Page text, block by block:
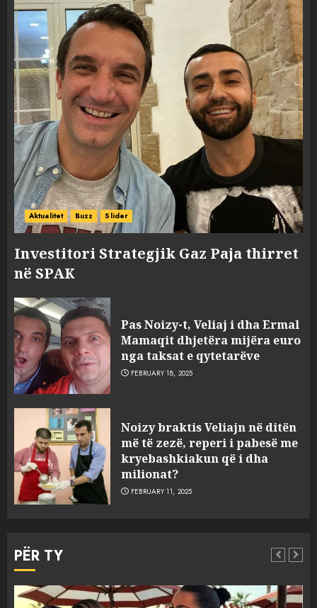
Aktualitet Buzz Slider
Investitori Strategjik Gaz Paja thirret
në SPAK
Pas Noizy-t, Veliaj i dha Ermal
Mamaqit dhjetëra mijëra euro
nga taksat e qytetarëve
FEBRUARY 18, 2025
Noizy braktis Veliajn në ditën
më të zezë, reperi i pabesë me
kryebashkiakun që i dha
milionat?
FEBRUARY 11, 2025
PËR TY
3
sulmuan “One Albania”,
ngjarja u fsheh. A u vodhën
serverat?
MARCH 25, 2025
4 MARCH 25, 2025